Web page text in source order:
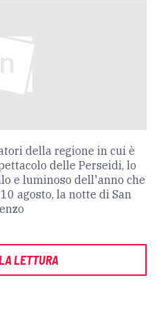
della regione in cui è
delle Perseidi, lo
e luminoso dell'anno che
agosto, la notte di San
LETTURA